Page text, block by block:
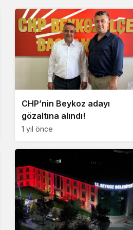
CHP’nin Beykoz adayı
gözaltına alındı!
1 yıl önce